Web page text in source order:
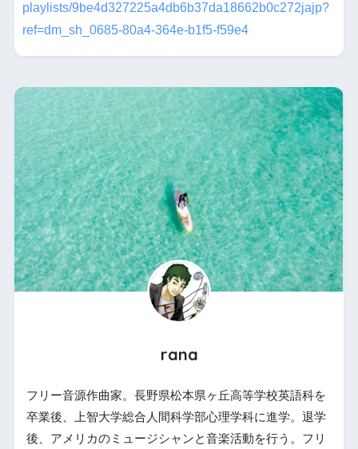
playlists/9be4d327225a4db6b37da18662b0c272jajp?
ref=dm_sh_0685-80a4-364e-b1f5-f59e4
rana
フリー音源作曲家。長野県松本県ヶ丘高等学校英語科を
卒業後、上智大学総合人間科学部心理学科に進学。退学
後、アメリカのミュージシャンと音楽活動を行う。フリ